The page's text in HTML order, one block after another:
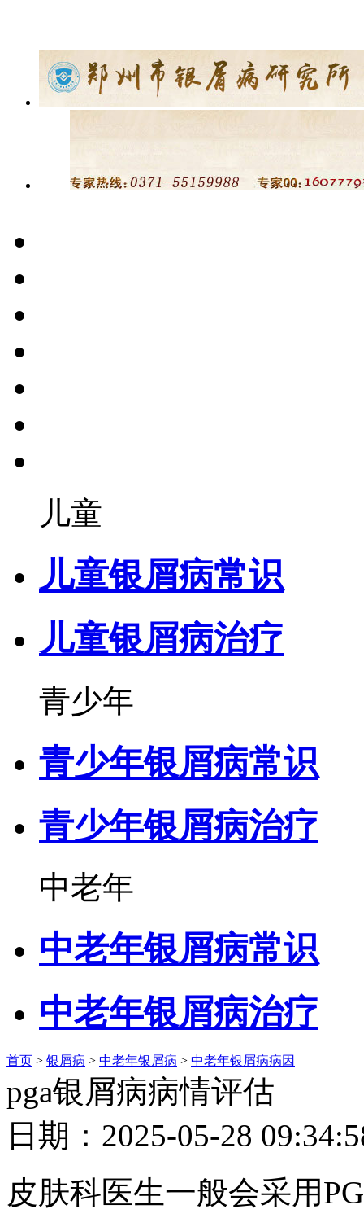
儿童
儿童银屑病常识
儿童银屑病治疗
青少年
青少年银屑病常识
青少年银屑病治疗
中老年
中老年银屑病常识
中老年银屑病治疗
首页 > 银屑病 > 中老年银屑病 > 中老年银屑病病因
pga银屑病病情评估
日期：2025-05-28
皮肤科医生一般会采用